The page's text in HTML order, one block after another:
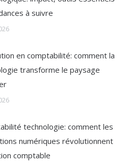
à suivre
en comptabilité: comment la
transforme le paysage
technologie: comment les
numériques révolutionnent
comptable